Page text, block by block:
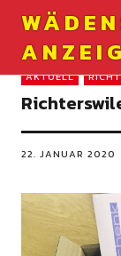
AKTUELL
22. JANUAR 2020